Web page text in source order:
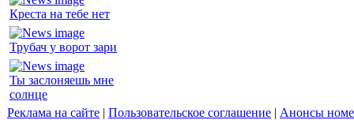
Креста на тебе нет
Трубач у ворот зари
Ты заслоняешь мне
солнце
Реклама на сайте | Пользовательское соглашение | Анонсы